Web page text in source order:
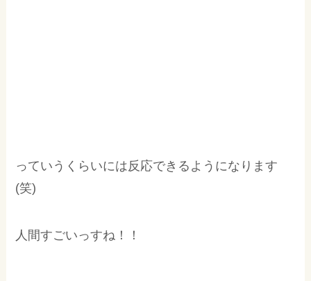
っていうくらいには反応できるようになります
(笑)
人間すごいっすね！！